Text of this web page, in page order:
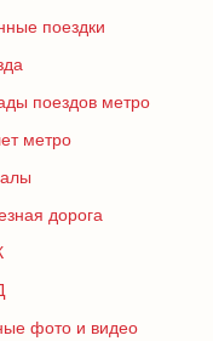
поездки
поездов метро
метро
дорога
фото и видео